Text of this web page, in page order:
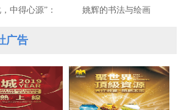
中得心源”：
授的绘画
姚辉的书法与绘画
广告